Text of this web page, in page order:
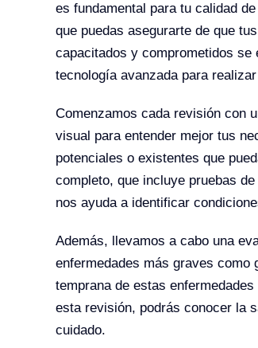
es fundamental para tu calidad
que puedas asegurarte de que
capacitados y comprometidos
tecnología avanzada para
Comenzamos cada revisión con
visual para entender mejor tus
potenciales o existentes que
completo, que incluye pruebas
nos ayuda a identificar
Además, llevamos a cabo una
enfermedades más graves como
temprana de estas
esta revisión, podrás conocer la
cuidado.